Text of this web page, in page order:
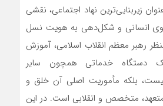
زیربنایی‌ترین نهاد اجتماعی، نقشی
انسانی و شکل‌دهی به هویت نسل
رهبر معظم انقلاب اسلامی، آموزش
دستگاه خدماتی همچون سایر
بلکه مأموریت اصلی آن خلق و
متخصص و انقلابی است. در این